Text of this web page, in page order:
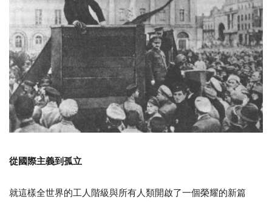
從國際主義到孤立
就這樣全世界的工人階級與所有人類開啟了一個榮耀的新篇